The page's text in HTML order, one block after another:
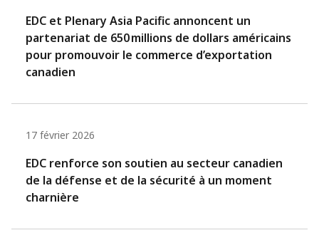
EDC et Plenary Asia Pacific annoncent un
partenariat de 650 millions de dollars américains
pour promouvoir le commerce d’exportation
canadien
17 février 2026
EDC renforce son soutien au secteur canadien
de la défense et de la sécurité à un moment
charnière